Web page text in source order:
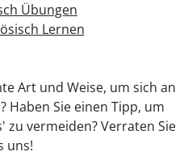
Übungen
Lernen
Art und Weise, um sich an
Haben Sie einen Tipp, um
zu vermeiden? Verraten Sie
uns!